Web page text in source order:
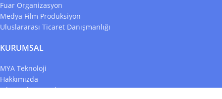
Fuar Organizasyon
Medya Film Prodüksiyon
Uluslararası Ticaret Danışmanlığı
KURUMSAL
MYA Teknoloji
Hakkımızda
Sık Sorulan Sorular